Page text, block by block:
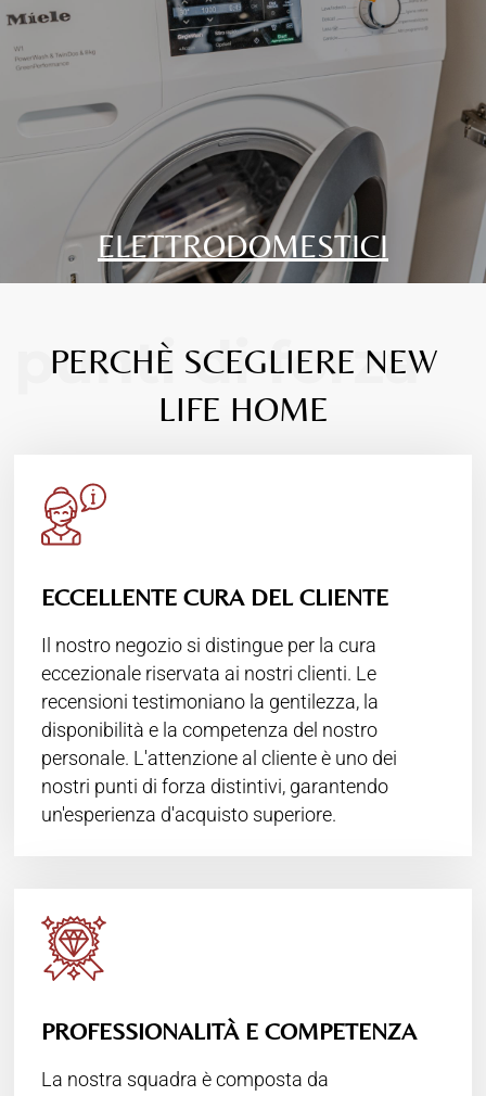
ELETTRODOMESTICI
punti di forza
PERCHÈ SCEGLIERE NEW
LIFE HOME
ECCELLENTE CURA DEL CLIENTE
Il nostro negozio si distingue per la cura
eccezionale riservata ai nostri clienti. Le
recensioni testimoniano la gentilezza, la
disponibilità e la competenza del nostro
personale. L'attenzione al cliente è uno dei
nostri punti di forza distintivi, garantendo
un'esperienza d'acquisto superiore.
PROFESSIONALITÀ E COMPETENZA
La nostra squadra è composta da